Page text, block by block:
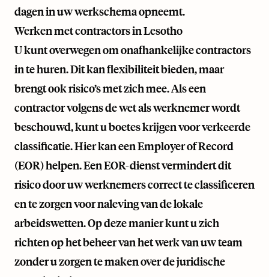
dagen in uw werkschema opneemt.
Werken met contractors in Lesotho
U kunt overwegen om onafhankelijke contractors
in te huren. Dit kan flexibiliteit bieden, maar
brengt ook risico’s met zich mee. Als een
contractor volgens de wet als werknemer wordt
beschouwd, kunt u boetes krijgen voor verkeerde
classificatie. Hier kan een Employer of Record
(EOR) helpen. Een EOR-dienst vermindert dit
risico door uw werknemers correct te classificeren
en te zorgen voor naleving van de lokale
arbeidswetten. Op deze manier kunt u zich
richten op het beheer van het werk van uw team
zonder u zorgen te maken over de juridische